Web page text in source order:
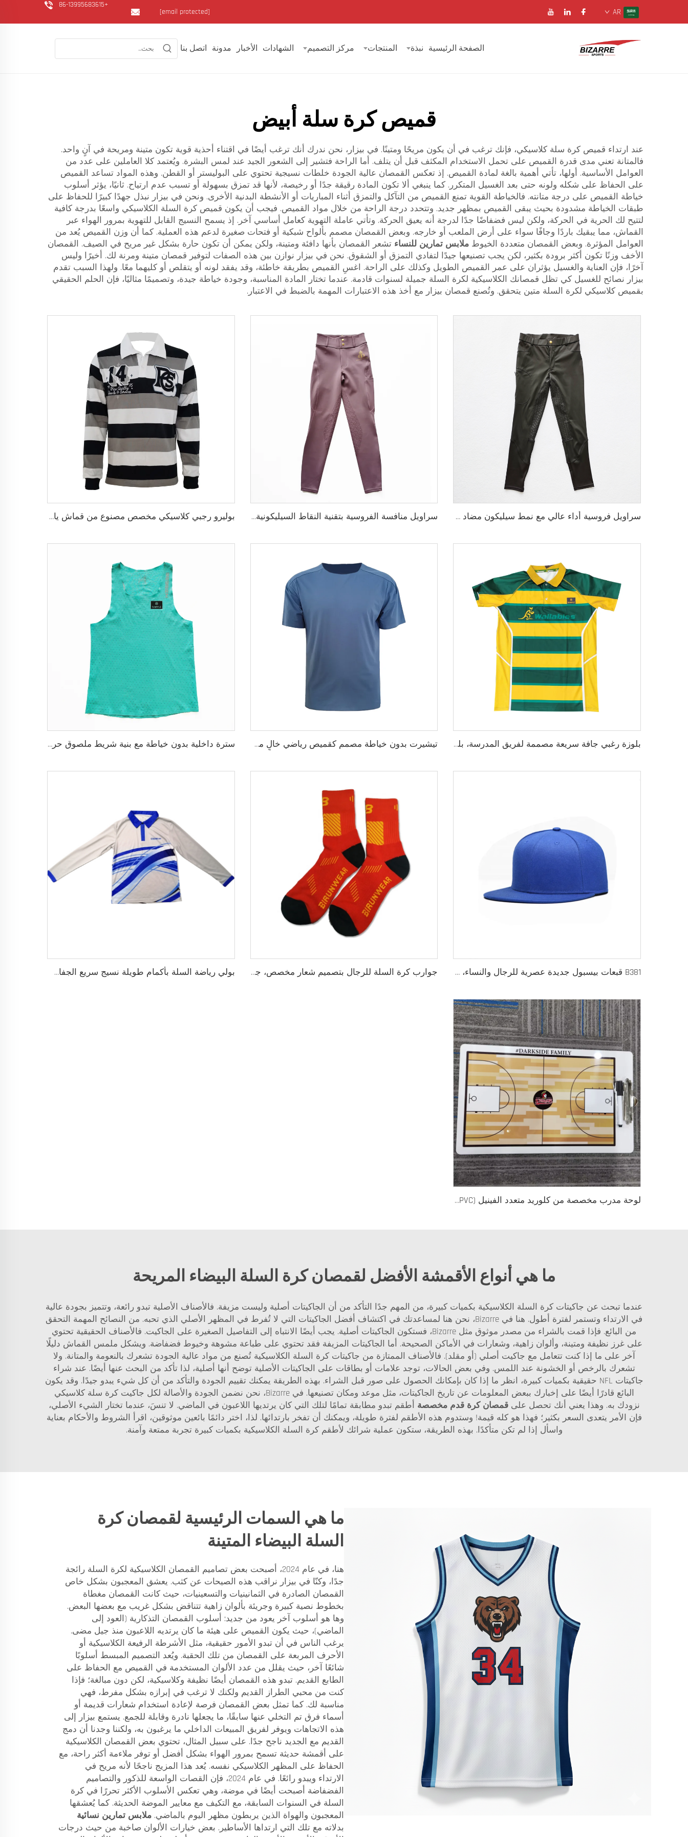
+86-13995683615
[email protected] AR
الصفحة الرئيسية نبذة المنتجات مركز التصميم الشهادات الأخبار مدونة اتصل بنا
قميص كرة سلة أبيض
عند ارتداء قميص كرة سلة كلاسيكي، فإنك ترغب في أن يكون مريحًا ومتينًا. في بيزار، نحن ندرك أنك ترغب أيضًا في اقتناء أحذية قوية تكون متينة ومريحة في آنٍ واحد.
فالمتانة تعني مدى قدرة القميص على تحمل الاستخدام المكثف قبل أن يتلف. أما الراحة فتشير إلى الشعور الجيد عند لمس البشرة. ويُعتمد كلا العاملين على عدد من
العوامل الأساسية. أولها، تأتي أهمية بالغة لمادة القميص. إذ تعكس القمصان عالية الجودة خلطات نسيجية تحتوي على البوليستر أو القطن. وهذه المواد تساعد القميص
على الحفاظ على شكله ولونه حتى بعد الغسيل المتكرر. كما ينبغي ألا تكون المادة رقيقة جدًا أو رخيصة، لأنها قد تمزق بسهولة أو تسبب عدم ارتياح. ثانيًا، يؤثر أسلوب
خياطة القميص على درجة متانته. فالخياطة القوية تمنع القميص من التآكل والتمزق أثناء المباريات أو الأنشطة البدنية الأخرى. ونحن في بيزار نبذل جهدًا كبيرًا للحفاظ على
طبقات الخياطة مشدودة بحيث يبقى القميص بمظهر جديد. وتتحدد درجة الراحة من خلال مواد القميص. فيجب أن يكون قميص كرة السلة الكلاسيكي واسعًا بدرجة كافية
لتتيح لك الحرية في الحركة، ولكن ليس فضفاضًا جدًا لدرجة أنه يعيق الحركة. وتأتي عاملة التهوية كعامل أساسي آخر. إذ يسمح النسيج القابل للتهوية بمرور الهواء عبر
القماش، مما يبقيك باردًا وجافًا سواء على أرض الملعب أو خارجه. وبعض القمصان مصمم بألواح شبكية أو فتحات صغيرة لدعم هذه العملية. كما أن وزن القميص يُعد من
العوامل المؤثرة. وبعض القمصان متعددة الخيوط ملابس تمارين للنساء تشعر القمصان بأنها دافئة ومتينة، ولكن يمكن أن تكون حارة بشكل غير مريح في الصيف. القمصان
الأخف وزنًا تكون أكثر برودة بكثير، لكن يجب تصنيعها جيدًا لتفادي التمزق أو الشقوق. نحن في بيزار نوازن بين هذه الصفات لتوفير قمصان متينة ومرنة لك. أخيرًا وليس
آخرًا، فإن العناية والغسيل يؤثران على عمر القميص الطويل وكذلك على الراحة. اغسِ القميص بطريقة خاطئة، وقد يفقد لونه أو يتقلص أو كليهما معًا. ولهذا السبب تقدم
بيزار نصائح للغسيل كي تظل قمصانك الكلاسيكية لكرة السلة جميلة لسنوات قادمة. عندما تختار المادة المناسبة، وجودة خياطة جيدة، وتصميمًا مثاليًا، فإن الحلم الحقيقي
بقميص كلاسيكي لكرة السلة متين يتحقق. وتُصنع قمصان بيزار مع أخذ هذه الاعتبارات المهمة بالضبط في الاعتبار.
سراويل فروسية أداء عالي مع نمط سيليكون مضاد للانزلاق وخيارات لإضافة شعار الفريق المخصص سراويل منافسة الفروسية بتقنية النقاط السيليكونية والتخصيص الكامل لنادي أو شعار شخصي بوليرو رجبي كلاسيكي مخصص مصنوع من قماش يام داي ثقيل الوزن بأكمام طويلة بتصميم رجعي للرجال
بلوزة رغبي جافة سريعة مصممة لفريق المدرسة، بلوزة رغبي بقماش أداء يسحب الرطوبة مع تخصيص بالتحميص تيشيرت بدون خياطة مصمم كقميص رياضي خالٍ من الاحتكاك لتحقيق أقصى درجات الراحة والأداء سترة داخلية بدون خياطة مع بنية شريط ملصوق حراريًا ومقاس نحيف خالٍ من الاحتكاك حسب الطلب لتجربة رياضية فائقة بدون أي إلهاء
B381 قبعات بيسبول جديدة عصرية للرجال والنساء، قبعات فاخرة بتصميم أنيق، قبعة تراكر جوارب كرة السلة للرجال بتصميم شعار مخصص، جوارب قطنية طويلة من السباندكس مع لبادة عالية، عينة مجانية، خدمة تصنيع المعدات الأصلية بولي رياضة السلة بأكمام طويلة نسيج سريع الجفاف للإحماء، شعار مخصص
لوحة مدرب مخصصة من كلوريد متعدد الفينيل (PVC) 122 مع إمكانية طباعة الشعار بألوان مخصصة، تصميم متين للتدريب الرياضي والتخطيط التكتيكي
ما هي أنواع الأقمشة الأفضل لقمصان كرة السلة البيضاء المريحة
عندما تبحث عن جاكيتات كرة السلة الكلاسيكية بكميات كبيرة، من المهم جدًا التأكد من أن الجاكيتات أصلية وليست مزيفة. فالأصناف الأصلية تبدو رائعة، وتتميز بجودة عالية
في الارتداء وتستمر لفترة أطول. هنا في Bizarre، نحن هنا لمساعدتك في اكتشاف أفضل الجاكيتات التي لا تُفرط في المظهر الأصلي الذي تحبه. من النصائح المهمة التحقق
من البائع. فإذا قمت بالشراء من مصدر موثوق مثل Bizarre، فستكون الجاكيتات أصلية. يجب أيضًا الانتباه إلى التفاصيل الصغيرة على الجاكيت. فالأصناف الحقيقية تحتوي
على غرز نظيفة ومتينة، وألوان زاهية، وشعارات في الأماكن الصحيحة. أما الجاكيتات المزيفة فقد تحتوي على طباعة مشوهة وخيوط فضفاضة. ويشكل ملمس القماش دليلًا
آخر على ما إذا كنت تتعامل مع جاكيت أصلي (أو مقلد). فالأصناف الممتازة من جاكيتات كرة السلة الكلاسيكية تُصنع من مواد عالية الجودة تشعرك بالنعومة والمتانة. ولا
تشعرك بالرخص أو الخشونة عند اللمس. وفي بعض الحالات، توجد علامات أو بطاقات على الجاكيتات الأصلية توضح أنها أصلية، لذا تأكد من البحث عنها أيضًا. عند شراء
جاكيتات NFL حقيقية بكميات كبيرة، انظر ما إذا كان بإمكانك الحصول على صور قبل الشراء. بهذه الطريقة يمكنك تقييم الجودة والتأكد من أن كل شيء يبدو جيدًا. وقد يكون
البائع قادرًا أيضًا على إخبارك ببعض المعلومات عن تاريخ الجاكيتات، مثل موعد ومكان تصنيعها. في Bizarre، نحن نضمن الجودة والأصالة لكل جاكيت كرة سلة كلاسيكي
نزودك به. وهذا يعني أنك تحصل علىقمصان كرة قدم مخصصة أطقم تبدو مطابقة تمامًا لتلك التي كان يرتديها اللاعبون في الماضي. لا تنسَ، عندما تختار الشيء الأصلي،
فإن الأمر يتعدى السعر بكثير؛ فهذا هو كله قيمة! وستدوم هذه الأطقم لفترة طويلة، ويمكنك أن تفخر بارتدائها. لذا، اختر دائمًا بائعين موثوقين، اقرأ الشروط والأحكام بعناية
واسأل إذا لم تكن متأكدًا. بهذه الطريقة، ستكون عملية شرائك لأطقم كرة السلة الكلاسيكية بكميات كبيرة تجربة ممتعة وآمنة.
ما هي السمات الرئيسية لقمصان كرة
السلة البيضاء المتينة
هنا، في عام 2024، أصبحت بعض تصاميم القمصان الكلاسيكية لكرة السلة رائجة
جدًا، وكنّا في بيزار نراقب هذه الصيحات عن كثب. يعشق المعجبون بشكل خاص
القمصان الصادرة في الثمانينيات والتسعينيات، حيث كانت القمصان مغطاة
بخطوط نصية كبيرة وجريئة بألوان زاهية تتناقض بشكل غريب مع بعضها البعض.
وها هو أسلوب آخر يعود من جديد: أسلوب القمصان التذكارية (العود إلى
الماضي)، حيث يكون القميص على هيئة ما كان يرتديه اللاعبون منذ جيل مضى.
يرغب الناس في أن تبدو الأمور حقيقية، مثل الأشرطة الرفيعة الكلاسيكية أو
الأحرف المربعة على القمصان من تلك الحقبة. ويُعد التصميم المبسط أسلوبًا
شائعًا آخر، حيث يقلل من عدد الألوان المستخدمة في القميص مع الحفاظ على
الطابع القديم. تبدو هذه القمصان أيضًا نظيفة وكلاسيكية، لكن دون مبالغة؛ فإذا
كنت من محبي الطراز القديم ولكنك لا ترغب في إبرازه بشكل مفرط، فهي
مناسبة لك. كما تمثل بعض القمصان فرصة لإعادة استخدام شعارات قديمة أو
أسماء فرق تم التخلي عنها سابقًا، ما يجعلها نادرة وقابلة للجمع. يستمع بيزار إلى
هذه الاتجاهات ويوفر لفريق المبيعات الداخلي ما يرغبون به، ولكننا وجدنا أن دمج
القديم مع الجديد ناجح جدًا. على سبيل المثال، تحتوي بعض القمصان الكلاسيكية
على أقمشة حديثة تسمح بمرور الهواء بشكل أفضل أو توفر ملاءمة أكثر راحة، مع
الحفاظ على المظهر الكلاسيكي نفسه. يُعد هذا المزيج ناجحًا لأنه مريح في
الارتداء ويبدو رائعًا. في عام 2024، فإن القصات الواسعة للذكور والتصاميم
الفضفاضة أصبحت أيضًا في موضة، وهي تعكس الأسلوب الأكثر تحررًا في كرة
السلة في السنوات السابقة، مع التكيف مع معايير الموضة الحديثة. كما يُعشقها
المعجبون والهواة الذين يربطون مظهر اليوم بالماضي. ملابس تمارين نسائية
بدلاته مع تلك التي ارتداها الأساطير. بعض خيارات الألوان صاخبة من حيث درجات